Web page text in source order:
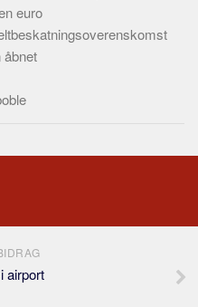
euro
åbnet
airport